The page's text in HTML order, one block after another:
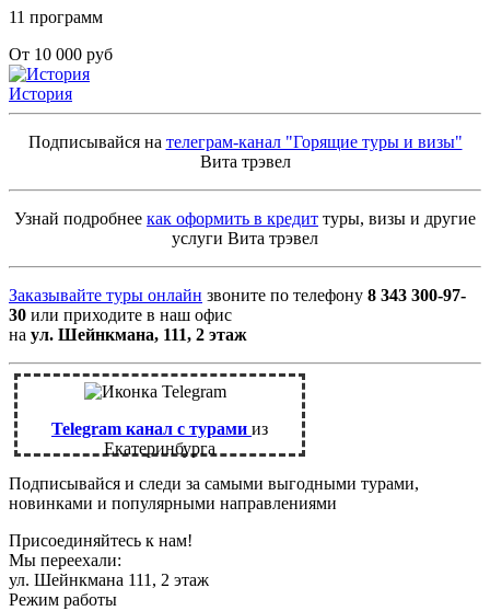
11 программ
От 10 000 руб
История
Подписывайся на телеграм-канал "Горящие туры и визы"
Вита трэвел
Узнай подробнее как оформить в кредит туры, визы и другие
услуги Вита трэвел
Заказывайте туры онлайн звоните по телефону 8 343 300-97-
30 или приходите в наш офис
на ул. Шейнкмана, 111, 2 этаж
Telegram канал с турами из
Екатеринбурга
Подписывайся и следи за самыми выгодными турами,
новинками и популярными направлениями
Присоединяйтесь к нам!
Мы переехали:
ул. Шейнкмана 111, 2 этаж
Режим работы